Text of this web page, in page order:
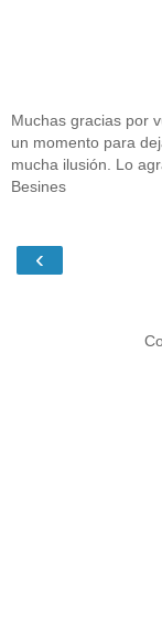
Muchas gracias por
un momento para
mucha ilusión. Lo
Besines
‹